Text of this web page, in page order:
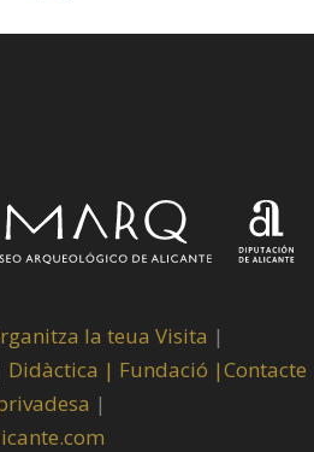
la teua Visita |
Didàctica | Fundació |Contacte
|